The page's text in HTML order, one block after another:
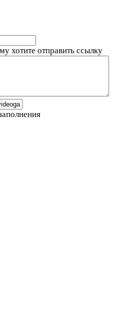
хотите отправить ссылку